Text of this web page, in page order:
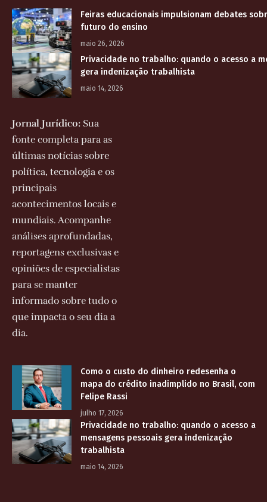
Feiras educacionais impulsionam debates
futuro do ensino
maio 26, 2026
Privacidade no trabalho: quando o acesso a
gera indenização trabalhista
maio 14, 2026
Jornal Jurídico: Sua
fonte completa para as
últimas notícias sobre
política, tecnologia e os
principais
acontecimentos locais e
mundiais. Acompanhe
análises aprofundadas,
reportagens exclusivas e
opiniões de especialistas
para se manter
informado sobre tudo o
que impacta o seu dia a
dia.
Como o custo do dinheiro redesenha o
mapa do crédito inadimplido no Brasil, com
Felipe Rassi
julho 17, 2026
Privacidade no trabalho: quando o acesso a
mensagens pessoais gera indenização
trabalhista
maio 14, 2026